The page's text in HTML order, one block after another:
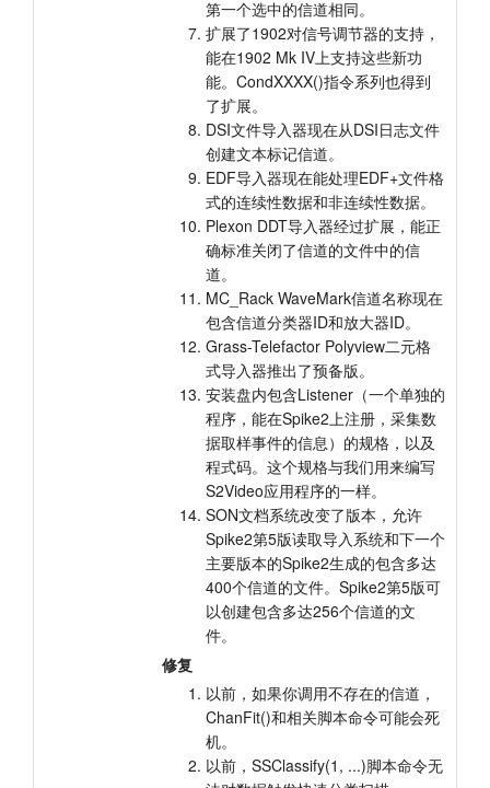
第一个选中的信道相同。
扩展了1902对信号调节器的支持，
能在1902 Mk IV上支持这些新功
能。CondXXXX()指令系列也得到
了扩展。
DSI文件导入器现在从DSI日志文件
创建文本标记信道。
EDF导入器现在能处理EDF+文件格
式的连续性数据和非连续性数据。
Plexon DDT导入器经过扩展，能正
确标准关闭了信道的文件中的信
道。
MC_Rack WaveMark信道名称现在
包含信道分类器ID和放大器ID。
Grass-Telefactor Polyview二元格
式导入器推出了预备版。
安装盘内包含Listener（一个单独的
程序，能在Spike2上注册，采集数
据取样事件的信息）的规格，以及
程式码。这个规格与我们用来编写
S2Video应用程序的一样。
SON文档系统改变了版本，允许
Spike2第5版读取导入系统和下一个
主要版本的Spike2生成的包含多达
400个信道的文件。Spike2第5版可
以创建包含多达256个信道的文
件。
修复
以前，如果你调用不存在的信道，
ChanFit()和相关脚本命令可能会死
机。
以前，SSClassify(1, ...)脚本命令无